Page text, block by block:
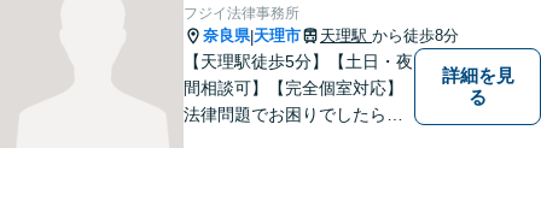
フジイ法律事務所
奈良県|天理市 天理駅 から徒歩8分
【天理駅徒歩5分】【土日・夜
間相談可】【完全個室対応】
法律問題でお困りでしたらお
詳細を見
る